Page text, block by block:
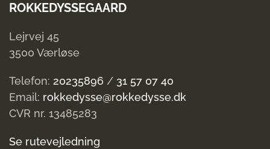
ROKKEDYSSEGAARD
Lejrvej 45
3500 Værløse
Telefon: 20235896 / 31 57 07 40
Email: rokkedysse@rokkedysse.dk
CVR nr. 13485283
Se rutevejledning